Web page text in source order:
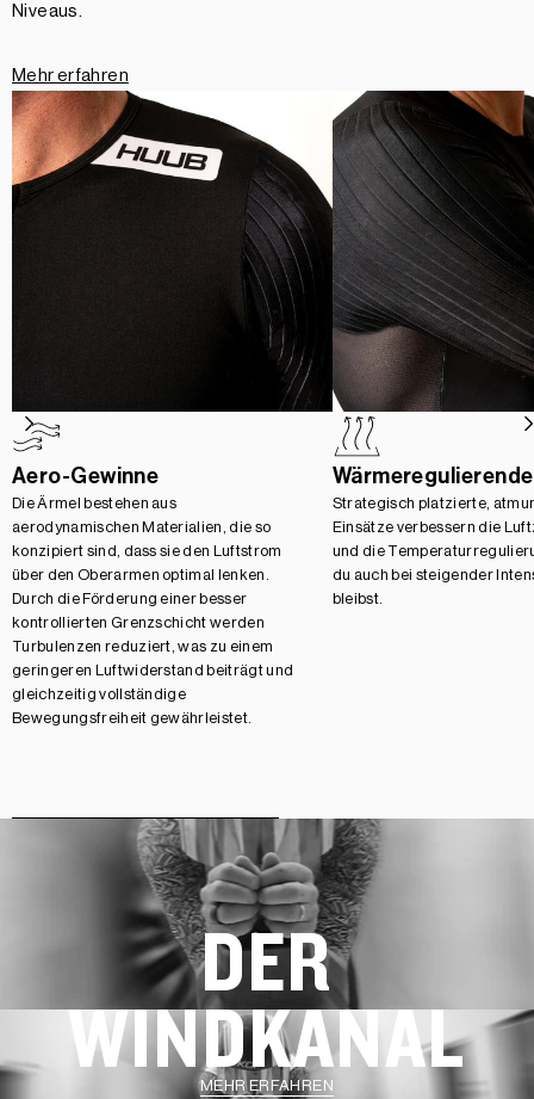
Niveaus.
Mehr erfahren
Aero-Gewinne
Die Ärmel bestehen aus
aerodynamischen Materialien, die so
konzipiert sind, dass sie den Luftstrom
über den Oberarmen optimal lenken.
Durch die Förderung einer besser
kontrollierten Grenzschicht werden
Turbulenzen reduziert, was zu einem
geringeren Luftwiderstand beiträgt und
gleichzeitig vollständige
Bewegungsfreiheit gewährleistet.
Strategisch platzierte,
Einsätze verbessern die
und die
du auch bei steigender
bleibst.
DER
WINDKANAL
MEHR ERFAHREN